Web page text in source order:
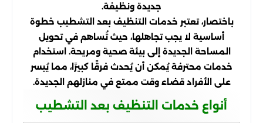
جديدة ونظيفة.
باختصار، تعتبر خدمات التنظيف بعد التشطيب خطوة
أساسية لا يجب تجاهلها، حيث تُساهم في تحويل
المساحة الجديدة إلى بيئة صحية ومريحة. استخدام
خدمات محترفة يُمكن أن يُحدث فرقًا كبيرًا، مما يُيسر
على الأفراد قضاء وقت ممتع في منازلهم الجديدة.
أنواع خدمات التنظيف بعد التشطيب